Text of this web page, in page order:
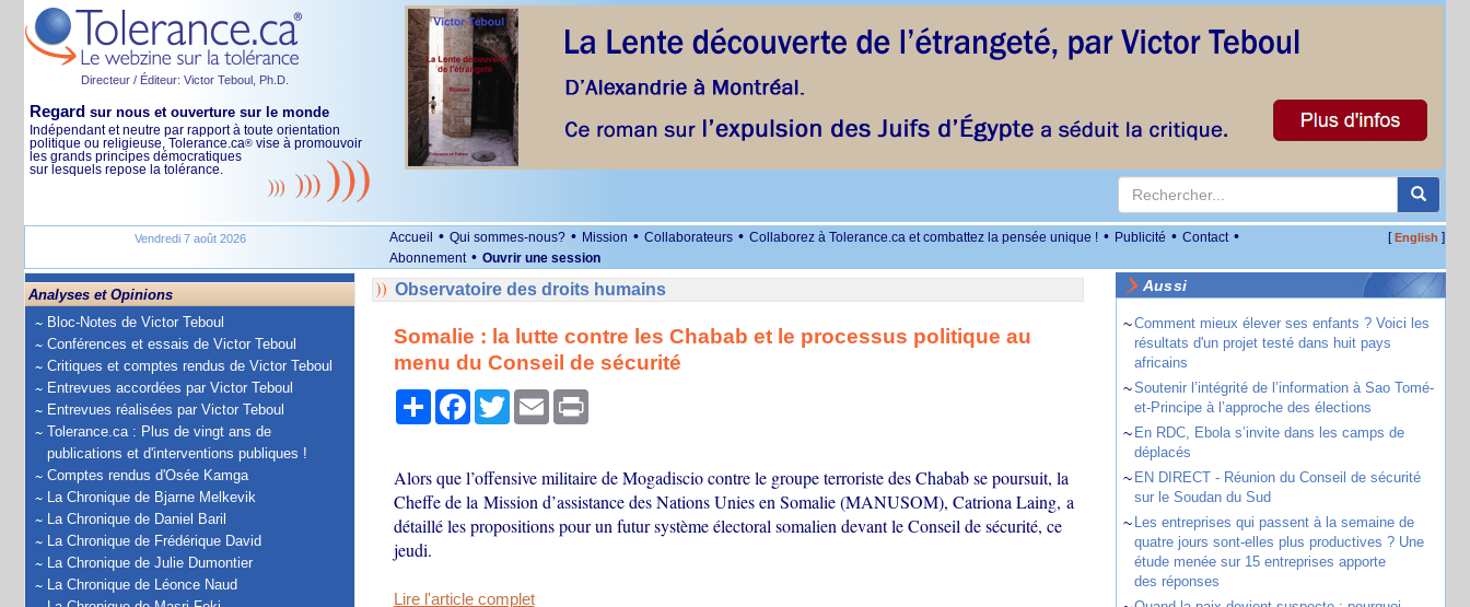
Directeur / Éditeur: Victor Teboul, Ph.D.
Regard sur nous et ouverture sur le monde
Indépendant et neutre par rapport à toute orientation
politique ou religieuse, Tolerance.ca® vise à promouvoir
les grands principes démocratiques
sur lesquels repose la tolérance.
Vendredi 7 août 2026 Accueil • Qui sommes-nous? • Mission • Collaborateurs • Collaborez à Tolerance.ca et combattez la pensée unique ! • Publicité • Contact •
Abonnement • Ouvrir une session
[English ]
Analyses et Opinions
Bloc-Notes de Victor Teboul
Conférences et essais de Victor Teboul
Critiques et comptes rendus de Victor Teboul
Entrevues accordées par Victor Teboul
Entrevues réalisées par Victor Teboul
Tolerance.ca : Plus de vingt ans de
publications et d'interventions publiques !
Comptes rendus d'Osée Kamga
La Chronique de Bjarne Melkevik
La Chronique de Daniel Baril
La Chronique de Frédérique David
La Chronique de Julie Dumontier
La Chronique de Léonce Naud
Observatoire des droits humains
Somalie : la lutte contre les Chabab et le processus politique au
menu du Conseil de sécurité
PartagerFacebook
TwitterEmail Print
Alors que l’offensive militaire de Mogadiscio contre le groupe terroriste des Chabab se poursuit, la
Cheffe de la Mission d’assistance des Nations Unies en Somalie (MANUSOM), Catriona Laing, a
détaillé les propositions pour un futur système électoral somalien devant le Conseil de sécurité, ce
jeudi.
Lire l'article complet
Aussi
~Comment mieux élever ses enfants ? Voici les
résultats d'un projet testé dans huit pays
africains
~Soutenir l’intégrité de l’information à Sao Tomé-
et-Principe à l’approche des élections
~ En RDC, Ebola s’invite dans les camps de
déplacés
~ EN DIRECT - Réunion du Conseil de sécurité
sur le Soudan du Sud
~ Les entreprises qui passent à la semaine de
quatre jours sont-elles plus productives ? Une
étude menée sur 15 entreprises apporte
des réponses